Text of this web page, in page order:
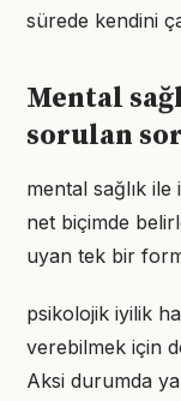
sürede kendini
Mental
sorulan
mental sağlık
net biçimde
uyan tek bir
psikolojik iyilik
verebilmek için
Aksi durumda